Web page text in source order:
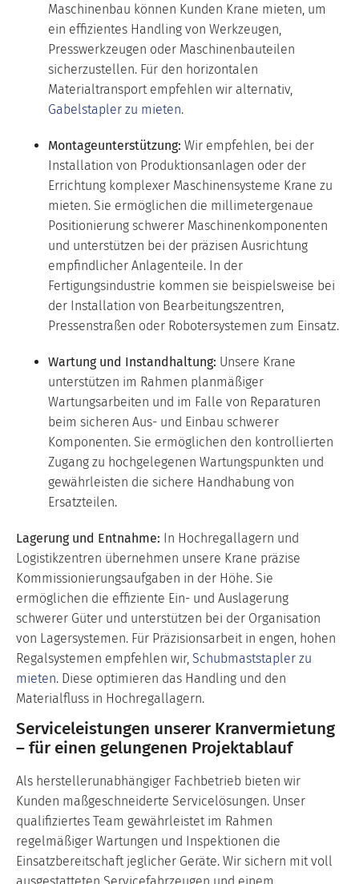
Maschinenbau können Kunden Krane mieten, um
ein effizientes Handling von Werkzeugen,
Presswerkzeugen oder Maschinenbauteilen
sicherzustellen. Für den horizontalen
Materialtransport empfehlen wir alternativ,
Gabelstapler zu mieten.
Montageunterstützung: Wir empfehlen, bei der
Installation von Produktionsanlagen oder der
Errichtung komplexer Maschinensysteme Krane zu
mieten. Sie ermöglichen die millimetergenaue
Positionierung schwerer Maschinenkomponenten
und unterstützen bei der präzisen Ausrichtung
empfindlicher Anlagenteile. In der
Fertigungsindustrie kommen sie beispielsweise bei
der Installation von Bearbeitungszentren,
Pressenstraßen oder Robotersystemen zum Einsatz.
Wartung und Instandhaltung: Unsere Krane
unterstützen im Rahmen planmäßiger
Wartungsarbeiten und im Falle von Reparaturen
beim sicheren Aus- und Einbau schwerer
Komponenten. Sie ermöglichen den kontrollierten
Zugang zu hochgelegenen Wartungspunkten und
gewährleisten die sichere Handhabung von
Ersatzteilen.
Lagerung und Entnahme: In Hochregallagern und
Logistikzentren übernehmen unsere Krane präzise
Kommissionierungsaufgaben in der Höhe. Sie
ermöglichen die effiziente Ein- und Auslagerung
schwerer Güter und unterstützen bei der Organisation
von Lagersystemen. Für Präzisionsarbeit in engen, hohen
Regalsystemen empfehlen wir, Schubmaststapler zu
mieten. Diese optimieren das Handling und den
Materialfluss in Hochregallagern.
Serviceleistungen unserer Kranvermietung
– für einen gelungenen Projektablauf
Als herstellerunabhängiger Fachbetrieb bieten wir
Kunden maßgeschneiderte Servicelösungen. Unser
qualifiziertes Team gewährleistet im Rahmen
regelmäßiger Wartungen und Inspektionen die
Einsatzbereitschaft jeglicher Geräte. Wir sichern mit voll